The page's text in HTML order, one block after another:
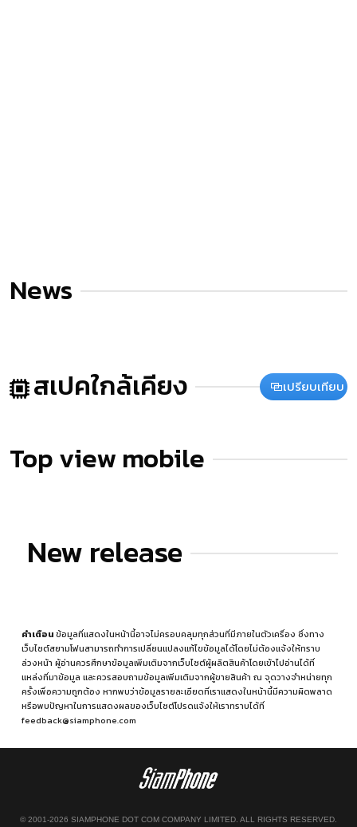
News
สเปคใกล้เคียง เปรียบเทียบ
Top view mobile
New release
คำเตือนข้อมูลที่แสดงในหน้านี้อาจไม่ครอบคลุมทุกส่วนที่มีภายในตัวเครื่อง ซึ่งทาง
เว็บไซต์สยามโฟนสามารถทำการเปลี่ยนแปลงแก้ไขข้อมูลได้โดยไม่ต้องแจ้งให้ทราบ
ล่วงหน้า ผู้อ่านควรศึกษาข้อมูลเพิ่มเติมจากเว็บไซต์ผู้ผลิตสินค้าโดยเข้าไปอ่านได้ที่
แหล่งที่มาข้อมูล และควรสอบถามข้อมูลเพิ่มเติมจากผู้ขายสินค้า ณ จุดวางจำหน่ายทุก
ครั้งเพื่อความถูกต้อง หากพบว่าข้อมูลรายละเอียดที่เราแสดงในหน้านี้มีความผิดพลาด
หรือพบปัญหาในการแสดงผลของเว็บไซต์โปรดแจ้งให้เราทราบได้ที่
feedback@siamphone.com
© 2001-2026 SIAMPHONE DOT COM COMPANY LIMITED. ALL RIGHTS RESERVED.